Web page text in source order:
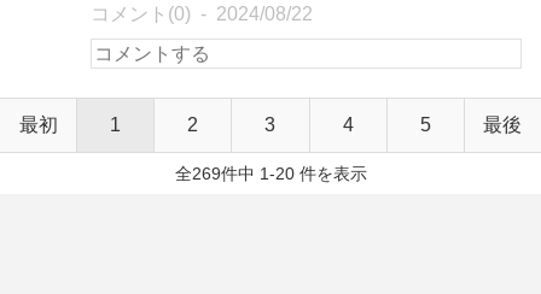
コメント(0) 2024/08/22
最初 1 2 3 4 5 最後
全269件中 1-20 件を表示